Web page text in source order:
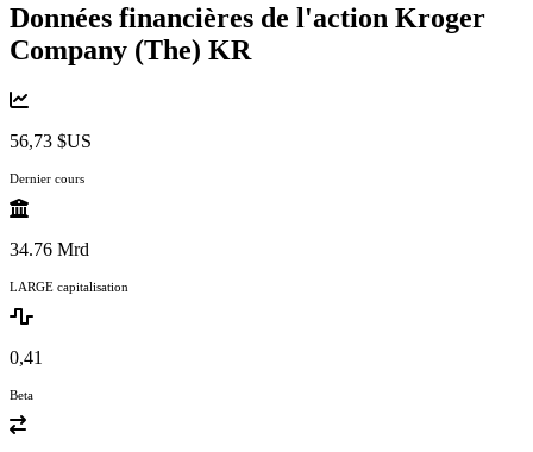
Données financières de l'action Kroger
Company (The) KR
56,73 $US
Dernier cours
34.76 Mrd
LARGE capitalisation
0,41
Beta